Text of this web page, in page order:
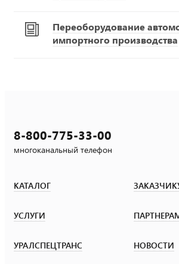
Переоборудование
импортного производства
8-800-775-33-00
многоканальный телефон
КАТАЛОГ
УСЛУГИ
УРАЛСПЕЦТРАНС НОВОСТИ